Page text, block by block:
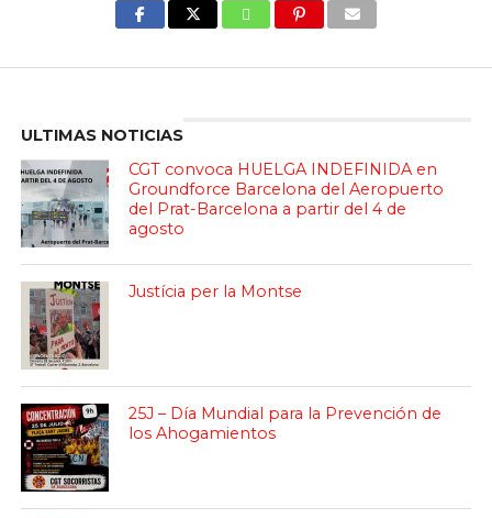
ULTIMAS NOTICIAS
CGT convoca HUELGA INDEFINIDA en
Groundforce Barcelona del Aeropuerto
del Prat-Barcelona a partir del 4 de
agosto
Justícia per la Montse
25J – Día Mundial para la Prevención de
los Ahogamientos